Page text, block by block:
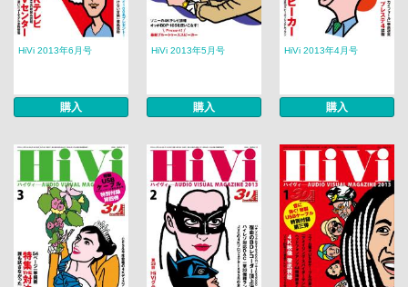
HiVi 2013年6月号
購入
HiVi 2013年5月号
購入
HiVi 2013年4月号
購入